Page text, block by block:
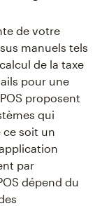
de votre
manuels tels
de la taxe
pour une
proposent
qui
ce soit un
par
dépend du